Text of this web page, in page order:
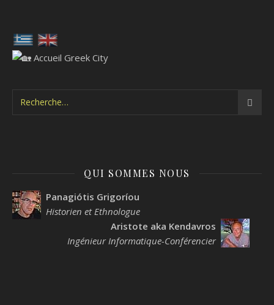
QUI SOMMES NOUS
Panagiótis Grigoríou
Historien et Ethnologue
Aristote aka Kendavros
Ingénieur Informatique-Conférencier